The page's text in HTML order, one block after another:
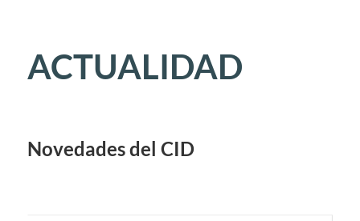
ACTUALIDAD
Novedades del CID